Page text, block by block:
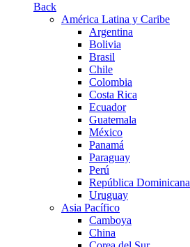
Back
América Latina y Caribe
Argentina
Bolivia
Brasil
Chile
Colombia
Costa Rica
Ecuador
Guatemala
México
Panamá
Paraguay
Perú
República Dominicana
Uruguay
Asia Pacífico
Camboya
China